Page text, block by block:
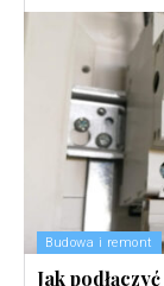
Budowa i remont
Jak